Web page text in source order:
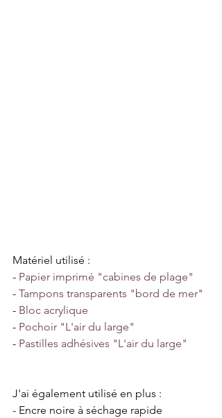
Matériel utilisé :
- Papier imprimé "cabines de plage"
- Tampons transparents "bord de mer"
- Bloc acrylique
- Pochoir "L'air du large"
- Pastilles adhésives "L'air du large"
J'ai également utilisé en plus :
- Encre noire à séchage rapide